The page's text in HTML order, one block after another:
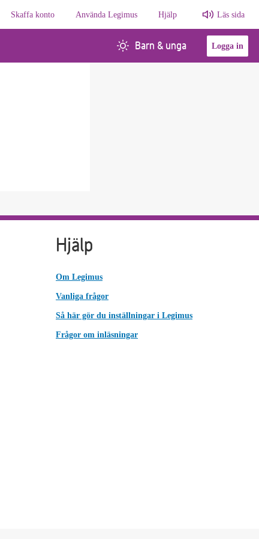
Skaffa konto Använda Legimus Hjälp Läs sida
Barn & unga Logga in
Hjälp
Om Legimus
Vanliga frågor
Så här gör du inställningar i Legimus
Frågor om inläsningar